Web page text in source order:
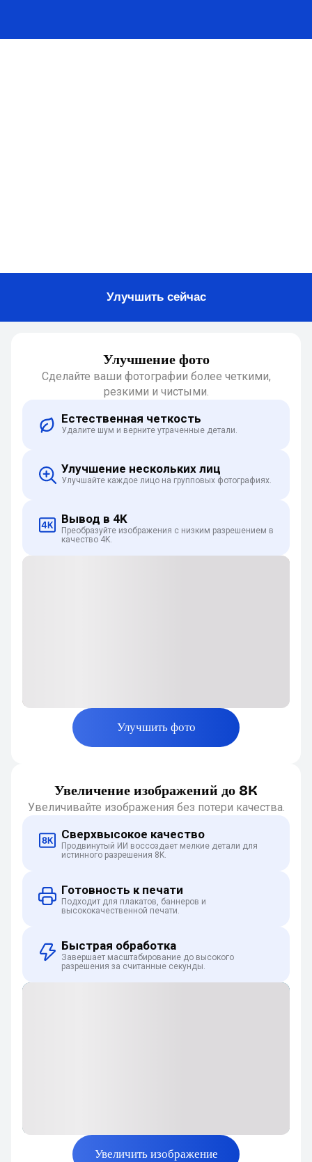
Улучшить сейчас
Улучшение фото
Сделайте ваши фотографии более четкими,
резкими и чистыми.
Естественная четкость
Удалите шум и верните утраченные детали.
Улучшение нескольких лиц
Улучшайте каждое лицо на групповых фотографиях.
Вывод в 4K
Преобразуйте изображения с низким разрешением в
качество 4K.
Улучшить фото
Увеличение изображений до 8K
Увеличивайте изображения без потери качества.
Сверхвысокое качество
Продвинутый ИИ воссоздает мелкие детали для
истинного разрешения 8K.
Готовность к печати
Подходит для плакатов, баннеров и
высококачественной печати.
Быстрая обработка
Завершает масштабирование до высокого
разрешения за считанные секунды.
Увеличить изображение